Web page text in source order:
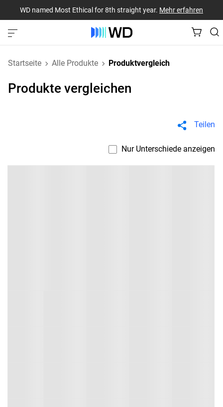
WD named Most Ethical for 8th straight year. Mehr erfahren
Startseite Alle Produkte Produktvergleich
Produkte vergleichen
Teilen
Nur Unterschiede anzeigen